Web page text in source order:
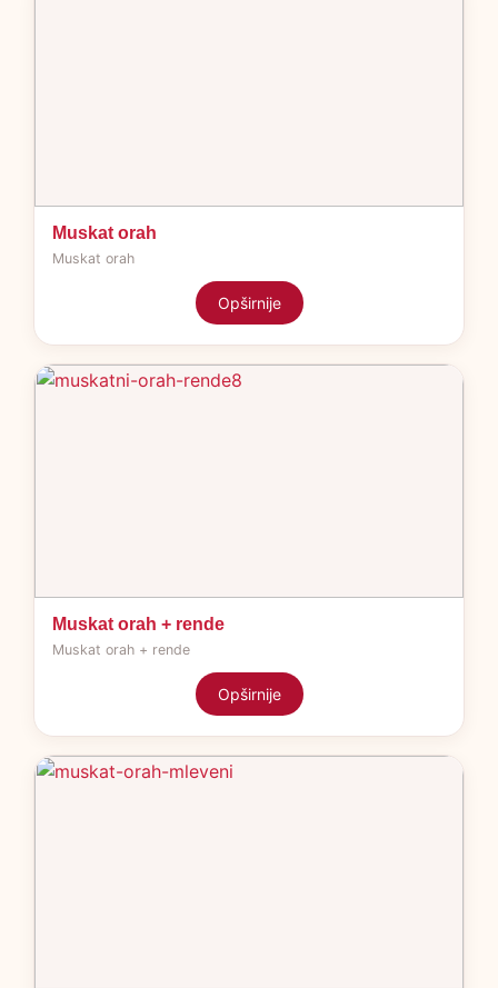
Muskat orah
Muskat orah
Opširnije
Muskat orah + rende
Muskat orah + rende
Opširnije